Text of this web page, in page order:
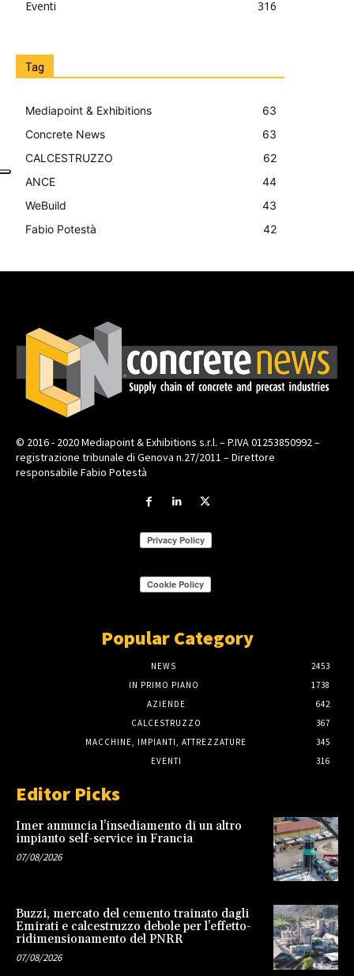
Eventi
316
Tag
Mediapoint & Exhibitions
63
Concrete News
63
CALCESTRUZZO
62
ANCE
44
WeBuild
43
Fabio Potestà
42
© 2016 - 2020 Mediapoint & Exhibitions s.r.l. – P.IVA 01253850992 –
registrazione tribunale di Genova n.27/2011 – Direttore
responsabile Fabio Potestà
Popular Category
NEWS
2453
IN PRIMO PIANO
1738
AZIENDE
642
CALCESTRUZZO
367
MACCHINE, IMPIANTI, ATTREZZATURE
345
EVENTI
316
Editor Picks
Imer annuncia l’insediamento di un altro
impianto self-service in Francia
07/08/2026
Buzzi, mercato del cemento trainato dagli
Emirati e calcestruzzo debole per l’effetto-
ridimensionamento del PNRR
07/08/2026